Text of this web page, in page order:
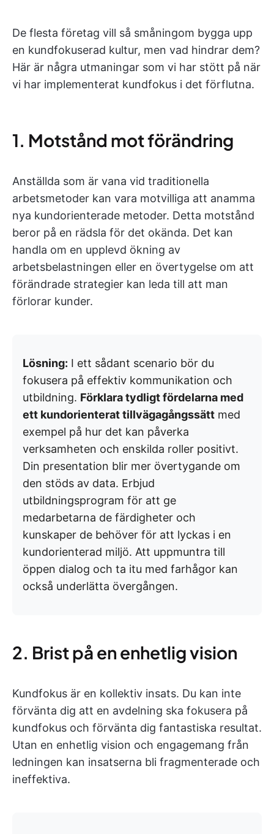
De flesta företag vill så småningom bygga upp
en kundfokuserad kultur, men vad hindrar dem?
Här är några utmaningar som vi har stött på när
vi har implementerat kundfokus i det förflutna.
1. Motstånd mot förändring
Anställda som är vana vid traditionella
arbetsmetoder kan vara motvilliga att anamma
nya kundorienterade metoder. Detta motstånd
beror på en rädsla för det okända. Det kan
handla om en upplevd ökning av
arbetsbelastningen eller en övertygelse om att
förändrade strategier kan leda till att man
förlorar kunder.
Lösning: I ett sådant scenario bör du
fokusera på effektiv kommunikation och
utbildning. Förklara tydligt fördelarna med
ett kundorienterat tillvägagångssätt med
exempel på hur det kan påverka
verksamheten och enskilda roller positivt.
Din presentation blir mer övertygande om
den stöds av data. Erbjud
utbildningsprogram för att ge
medarbetarna de färdigheter och
kunskaper de behöver för att lyckas i en
kundorienterad miljö. Att uppmuntra till
öppen dialog och ta itu med farhågor kan
också underlätta övergången.
2. Brist på en enhetlig vision
Kundfokus är en kollektiv insats. Du kan inte
förvänta dig att en avdelning ska fokusera på
kundfokus och förvänta dig fantastiska resultat.
Utan en enhetlig vision och engagemang från
ledningen kan insatserna bli fragmenterade och
ineffektiva.